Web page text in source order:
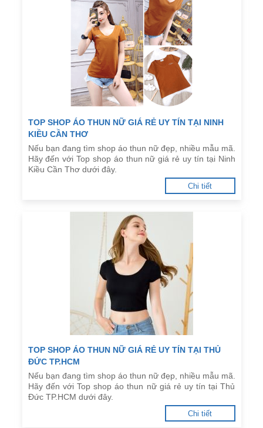
TOP SHOP ÁO THUN NỮ GIÁ RẺ UY TÍN TẠI NINH
KIỀU CẦN THƠ
Nếu bạn đang tìm shop áo thun nữ đẹp, nhiều mẫu mã.
Hãy đến với Top shop áo thun nữ giá rẻ uy tín tại Ninh
Kiều Cần Thơ dưới đây.
Chi tiết
TOP SHOP ÁO THUN NỮ GIÁ RẺ UY TÍN TẠI THỦ
ĐỨC TP.HCM
Nếu bạn đang tìm shop áo thun nữ đẹp, nhiều mẫu mã.
Hãy đến với Top shop áo thun nữ giá rẻ uy tín tại Thủ
Đức TP.HCM dưới đây.
Chi tiết